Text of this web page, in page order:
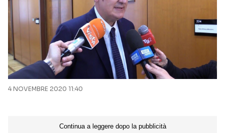
4 NOVEMBRE 2020 11:40